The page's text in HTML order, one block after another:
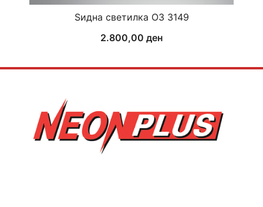
Ѕидна светилка ОЗ 3149
2.800,00 ден